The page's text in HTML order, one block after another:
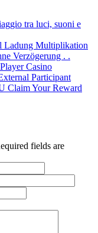
tra luci, suoni e
Ladung Multiplikation
Verzögerung . .
Casino
Participant
Claim Your Reward
fields are